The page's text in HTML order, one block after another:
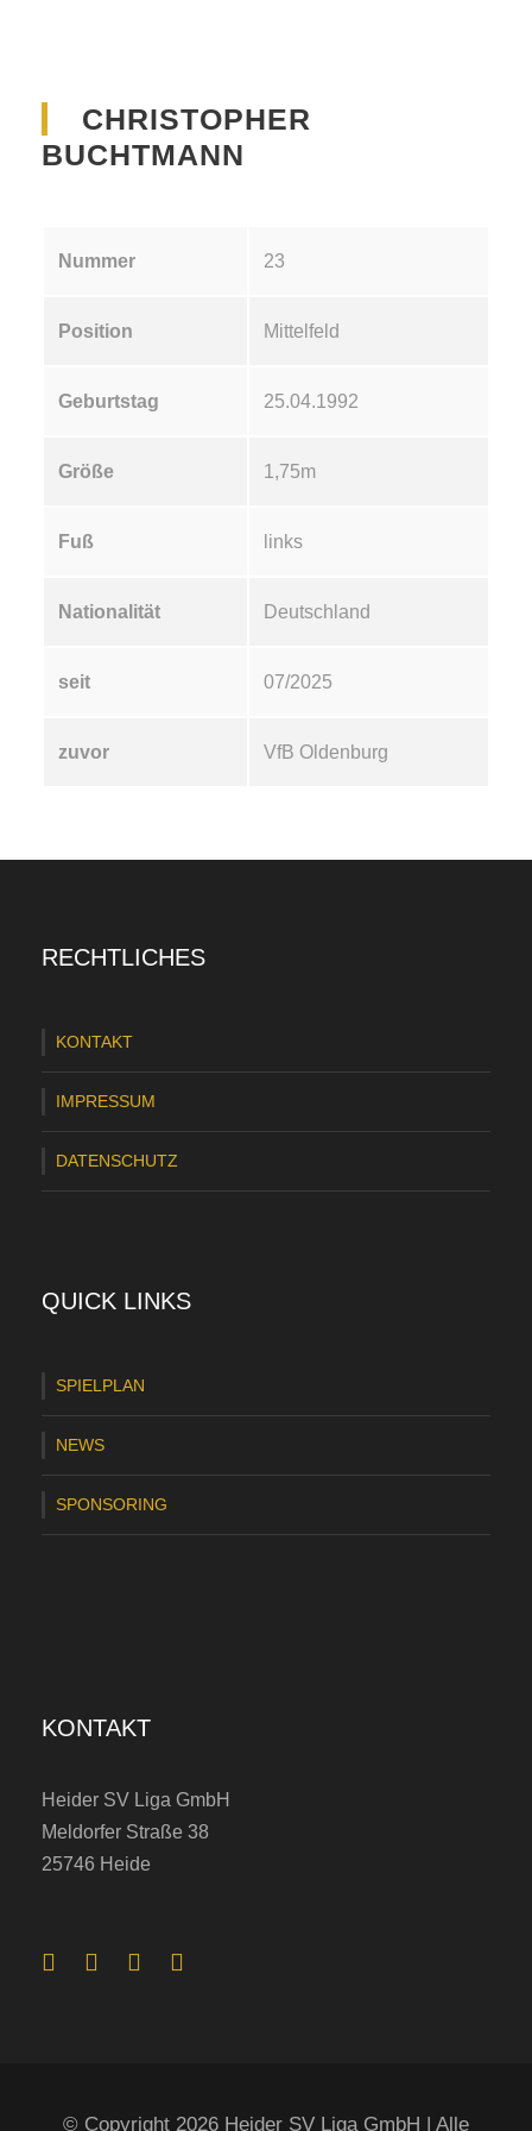
CHRISTOPHER
BUCHTMANN
Nummer 23
Position Mittelfeld
Geburtstag 25.04.1992
Größe 1,75m
Fuß links
Nationalität Deutschland
seit 07/2025
zuvor VfB Oldenburg
RECHTLICHES
KONTAKT
IMPRESSUM
DATENSCHUTZ
QUICK LINKS
SPIELPLAN
NEWS
SPONSORING
KONTAKT
Heider SV Liga GmbH
Meldorfer Straße 38
25746 Heide
© Copyright 2026 Heider SV Liga GmbH | Alle